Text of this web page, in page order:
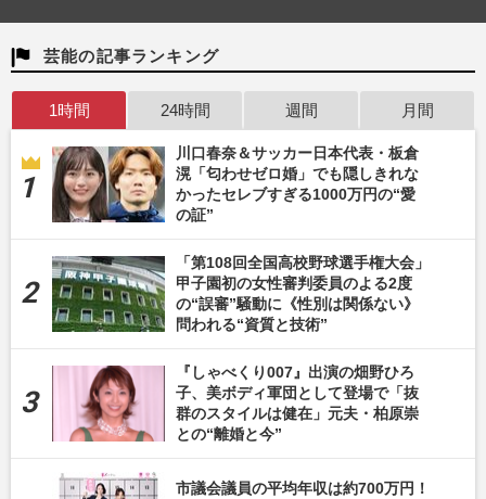
芸能の記事ランキング
1時間 24時間 週間 月間
川口春奈＆サッカー日本代表・板倉
滉「匂わせゼロ婚」でも隠しきれな
かったセレブすぎる1000万円の“愛
の証”
「第108回全国高校野球選手権大会」
甲子園初の女性審判委員のよる2度
の“誤審”騒動に《性別は関係ない》
問われる“資質と技術”
『しゃべくり007』出演の畑野ひろ
子、美ボディ軍団として登場で「抜
群のスタイルは健在」元夫・柏原崇
との“離婚と今”
市議会議員の平均年収は約700万円！